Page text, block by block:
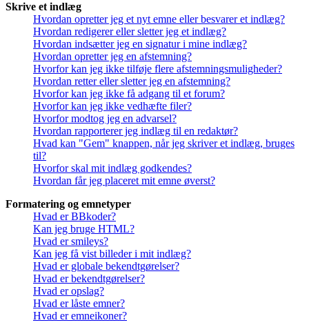
Skrive et indlæg
Hvordan opretter jeg et nyt emne eller besvarer et indlæg?
Hvordan redigerer eller sletter jeg et indlæg?
Hvordan indsætter jeg en signatur i mine indlæg?
Hvordan opretter jeg en afstemning?
Hvorfor kan jeg ikke tilføje flere afstemningsmuligheder?
Hvordan retter eller sletter jeg en afstemning?
Hvorfor kan jeg ikke få adgang til et forum?
Hvorfor kan jeg ikke vedhæfte filer?
Hvorfor modtog jeg en advarsel?
Hvordan rapporterer jeg indlæg til en redaktør?
Hvad kan "Gem" knappen, når jeg skriver et indlæg, bruges
til?
Hvorfor skal mit indlæg godkendes?
Hvordan får jeg placeret mit emne øverst?
Formatering og emnetyper
Hvad er BBkoder?
Kan jeg bruge HTML?
Hvad er smileys?
Kan jeg få vist billeder i mit indlæg?
Hvad er globale bekendtgørelser?
Hvad er bekendtgørelser?
Hvad er opslag?
Hvad er låste emner?
Hvad er emneikoner?